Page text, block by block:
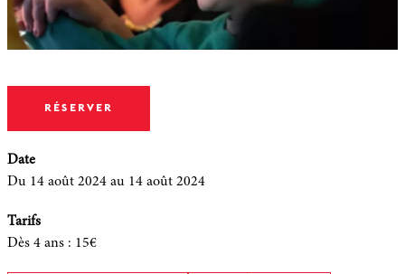
RÉSERVER
Date
Du 14 août 2024 au 14 août 2024
Tarifs
Dès 4 ans : 15€